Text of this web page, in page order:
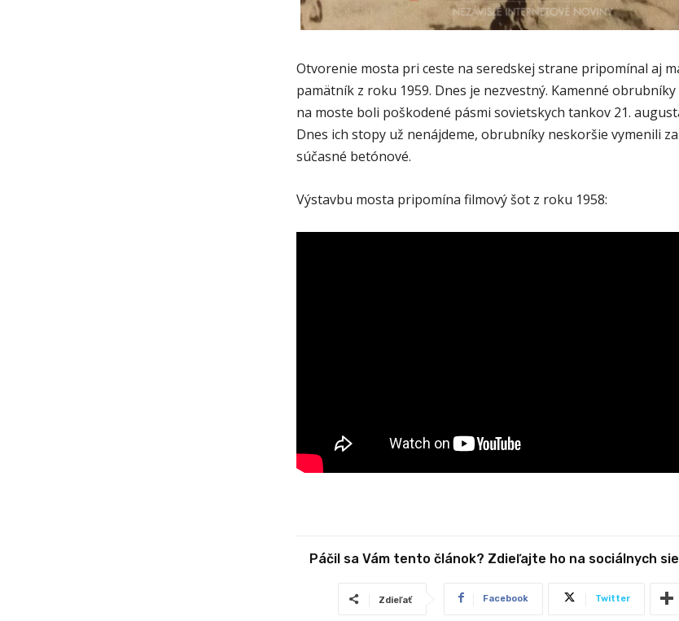
Otvorenie mosta pri ceste na seredskej strane pripomínal aj
pamätník z roku 1959. Dnes je nezvestný. Kamenné obrubníky
na moste boli poškodené pásmi sovietskych tankov 21.
Dnes ich stopy už nenájdeme, obrubníky neskoršie vymenili za
súčasné betónové.
Výstavbu mosta pripomína filmový šot z roku 1958:
Páčil sa Vám tento článok? Zdieľajte ho na sociálnych
Zdieľať Facebook Twitter